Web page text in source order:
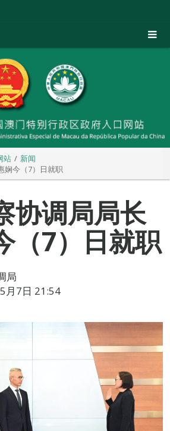
站
新闻
娴今（7）日就职
协调局局长
（7）日就职
局
月7日 21:54